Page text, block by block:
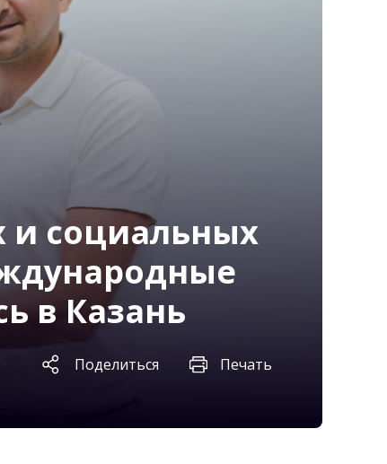
и социальных
в Казань
Поделиться Печать